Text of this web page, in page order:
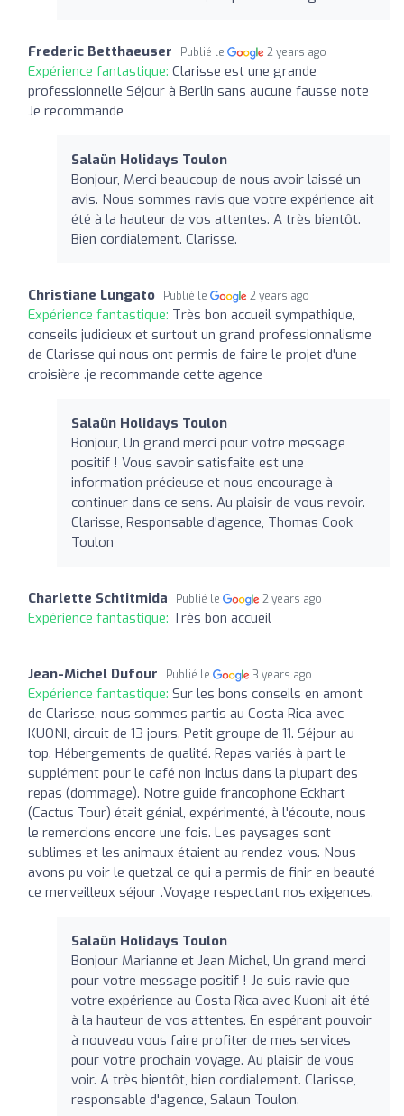
Frederic Betthaeuser Publié le 2 years ago
Expérience fantastique: Clarisse est une grande
professionnelle Séjour à Berlin sans aucune fausse note
Je recommande
Salaün Holidays Toulon
Bonjour, Merci beaucoup de nous avoir laissé un
avis. Nous sommes ravis que votre expérience ait
été à la hauteur de vos attentes. A très bientôt.
Bien cordialement. Clarisse.
Christiane Lungato Publié le 2 years ago
Expérience fantastique: Très bon accueil sympathique,
conseils judicieux et surtout un grand professionnalisme
de Clarisse qui nous ont permis de faire le projet d'une
croisière .je recommande cette agence
Salaün Holidays Toulon
Bonjour, Un grand merci pour votre message
positif ! Vous savoir satisfaite est une
information précieuse et nous encourage à
continuer dans ce sens. Au plaisir de vous revoir.
Clarisse, Responsable d'agence, Thomas Cook
Toulon
Charlette Schtitmida Publié le 2 years ago
Expérience fantastique: Très bon accueil
Jean-Michel Dufour Publié le 3 years ago
Expérience fantastique: Sur les bons conseils en amont
de Clarisse, nous sommes partis au Costa Rica avec
KUONI, circuit de 13 jours. Petit groupe de 11. Séjour au
top. Hébergements de qualité. Repas variés à part le
supplément pour le café non inclus dans la plupart des
repas (dommage). Notre guide francophone Eckhart
(Cactus Tour) était génial, expérimenté, à l'écoute, nous
le remercions encore une fois. Les paysages sont
sublimes et les animaux étaient au rendez-vous. Nous
avons pu voir le quetzal ce qui a permis de finir en beauté
ce merveilleux séjour .Voyage respectant nos exigences.
Salaün Holidays Toulon
Bonjour Marianne et Jean Michel, Un grand merci
pour votre message positif ! Je suis ravie que
votre expérience au Costa Rica avec Kuoni ait été
à la hauteur de vos attentes. En espérant pouvoir
à nouveau vous faire profiter de mes services
pour votre prochain voyage. Au plaisir de vous
voir. A très bientôt, bien cordialement. Clarisse,
responsable d'agence, Salaun Toulon.